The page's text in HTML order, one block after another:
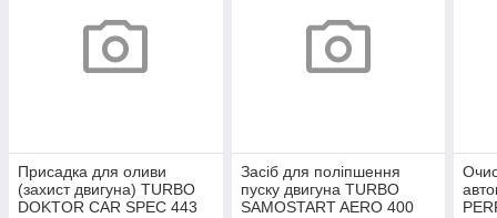
Присадка для оливи
(захист двигуна) TURBO
DOKTOR CAR SPEC 443
Засіб для поліпшення
пуску двигуна TURBO
SAMOSTART AERO 400